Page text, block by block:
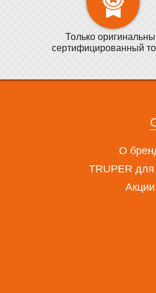
Только
сертифицированный
О
TRUPER